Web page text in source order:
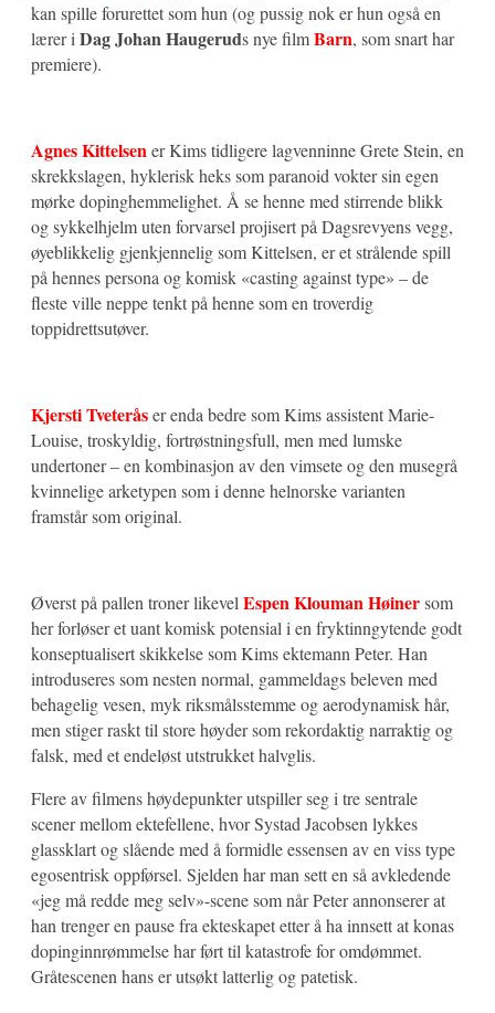
kan spille forurettet som hun (og pussig nok er hun også en
lærer i Dag Johan Haugeruds nye filmBarn, som snart har
premiere).
Agnes Kittelsener Kims tidligere lagvenninne Grete Stein, en
skrekkslagen, hyklerisk heks som paranoid vokter sin egen
mørke dopinghemmelighet. Å se henne med stirrende blikk
og sykkelhjelm uten forvarsel projisert på Dagsrevyens vegg,
øyeblikkelig gjenkjennelig som Kittelsen, er et strålende spill
på hennes persona og komisk «casting against type» – de
fleste ville neppe tenkt på henne som en troverdig
toppidrettsutøver.
Kjersti Tveteråser enda bedre som Kims assistent Marie-
Louise, troskyldig, fortrøstningsfull, men med lumske
undertoner – en kombinasjon av den vimsete og den musegrå
kvinnelige arketypen som i denne helnorske varianten
framstår som original.
Øverst på pallen troner likevel Espen Klouman Høinersom
her forløser et uant komisk potensial i en fryktinngytende godt
konseptualisert skikkelse som Kims ektemann Peter. Han
introduseres som nesten normal, gammeldags beleven med
behagelig vesen, myk riksmålsstemme og aerodynamisk hår,
men stiger raskt til store høyder som rekordaktig narraktig og
falsk, med et endeløst utstrukket halvglis.
Flere av filmens høydepunkter utspiller seg i tre sentrale
scener mellom ektefellene, hvor Systad Jacobsen lykkes
glassklart og slående med å formidle essensen av en viss type
egosentrisk oppførsel. Sjelden har man sett en så avkledende
«jeg må redde meg selv»-scene som når Peter annonserer at
han trenger en pause fra ekteskapet etter å ha innsett at konas
dopinginnrømmelse har ført til katastrofe for omdømmet.
Gråtescenen hans er utsøkt latterlig og patetisk.